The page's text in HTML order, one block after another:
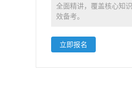
全面精讲，覆盖核心知
效备考。
立即报名